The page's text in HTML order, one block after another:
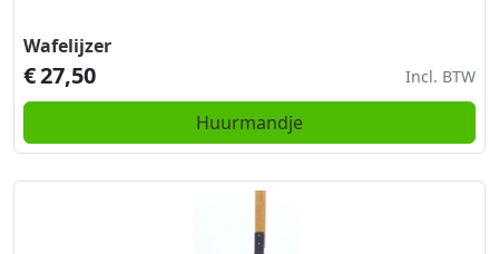
Wafelijzer
€27,50 Incl. BTW
Huurmandje